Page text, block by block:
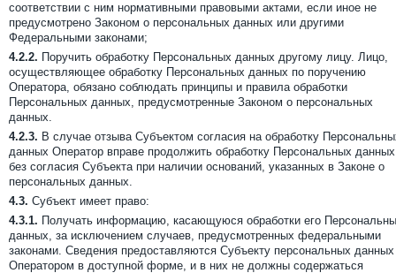
соответствии с ним нормативными правовыми актами, если иное не
предусмотрено Законом о персональных данных или другими
Федеральными законами;
4.2.2. Поручить обработку Персональных данных другому лицу. Лицо,
осуществляющее обработку Персональных данных по поручению
Оператора, обязано соблюдать принципы и правила обработки
Персональных данных, предусмотренные Законом о персональных
данных.
4.2.3. В случае отзыва Субъектом согласия на обработку
данных Оператор вправе продолжить обработку Персональных данных
без согласия Субъекта при наличии оснований, указанных в Законе о
персональных данных.
4.3. Субъект имеет право:
4.3.1. Получать информацию, касающуюся обработки его
данных, за исключением случаев, предусмотренных федеральными
законами. Сведения предоставляются Субъекту персональных данных
Оператором в доступной форме, и в них не должны содержаться